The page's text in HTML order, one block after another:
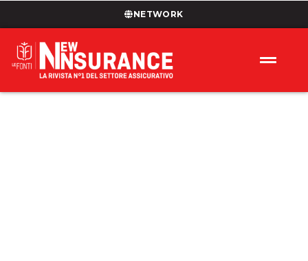
NETWORK